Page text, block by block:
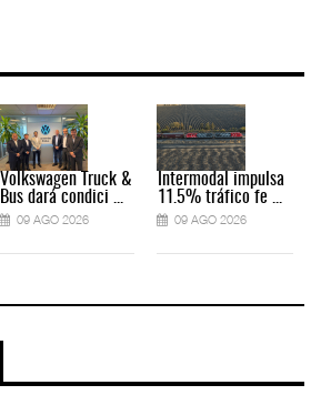
Volkswagen Truck &
Bus dará condici ...
09 AGO 2026
Intermodal impulsa
11.5% tráfico fe ...
09 AGO 2026